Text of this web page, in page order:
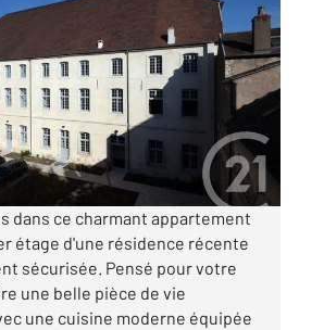
F2 à louer
comprises
dans ce charmant appartement
étage d'une résidence récente
sécurisée. Pensé pour votre
une belle pièce de vie
une cuisine moderne équipée